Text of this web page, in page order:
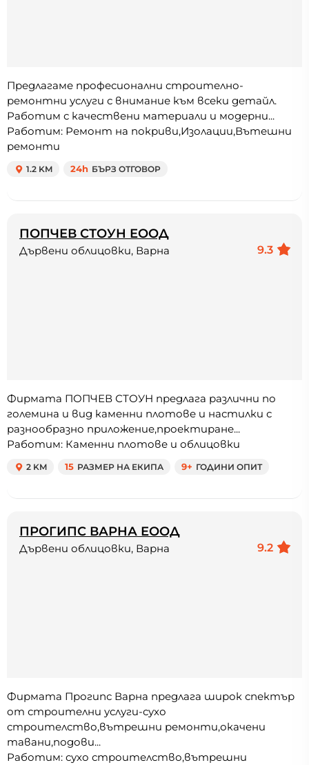
Предлагаме професионални строително-
ремонтни услуги с внимание към всеки детайл.
Работим с качествени материали и модерни...
Работим: Ремонт на покриви,Изолации,Вътешни
ремонти
1.2 KM 24h БЪРЗ ОТГОВОР
ПОПЧЕВ СТОУН ЕООД
9.3
Дървени облицовки, Варна
Фирмата ПОПЧЕВ СТОУН предлага различни по
големина и вид каменни плотове и настилки с
разнообразно приложение,проектиране...
Работим: Каменни плотове и облицовки
2 KM 15 РАЗМЕР НА ЕКИПА 9+ ГОДИНИ ОПИТ
ПРОГИПС ВАРНА ЕООД
9.2
Дървени облицовки, Варна
Фирмата Прогипс Варна предлага широк спектър
от строителни услуги-сухо
строителство,вътрешни ремонти,окачени
тавани,подови...
Работим: сухо строителство,вътрешни